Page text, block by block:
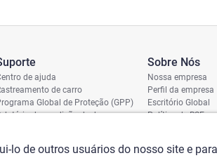
de ajuda
de carro
Global de Proteção (GPP)
de condição de dano
Sobre Nós
Nossa empresa
Perfil da empresa
Escritório Global
Política de RSE
lo de outros usuários do nosso site e